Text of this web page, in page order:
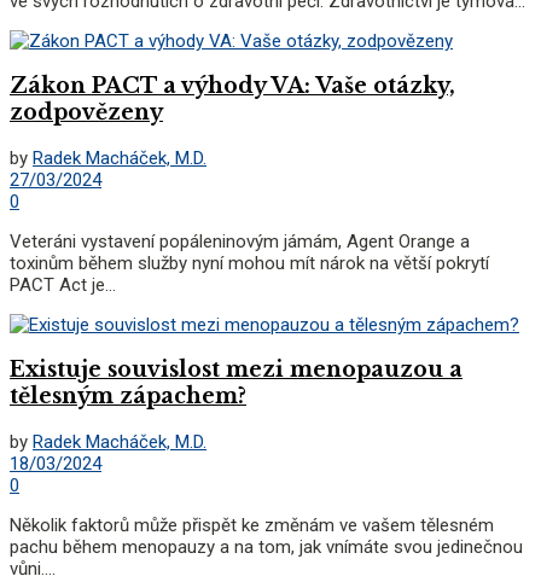
Zákon PACT a výhody VA: Vaše otázky,
zodpovězeny
by Radek Macháček, M.D.
27/03/2024
0
Veteráni vystavení popáleninovým jámám, Agent Orange a
toxinům během služby nyní mohou mít nárok na větší pokrytí
PACT Act je...
Existuje souvislost mezi menopauzou a
tělesným zápachem?
by Radek Macháček, M.D.
18/03/2024
0
Několik faktorů může přispět ke změnám ve vašem tělesném
pachu během menopauzy a na tom, jak vnímáte svou jedinečnou
vůni....